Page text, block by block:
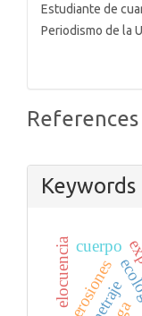
Estudiante de
Periodismo de la
References
Keywords
erosiones
elocuencia cuerpo